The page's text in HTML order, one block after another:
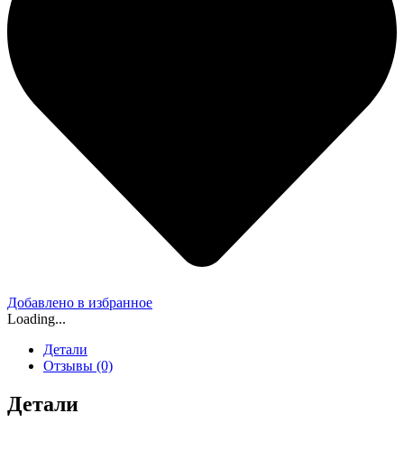
Добавлено в избранное
Loading...
Детали
Отзывы (0)
Детали